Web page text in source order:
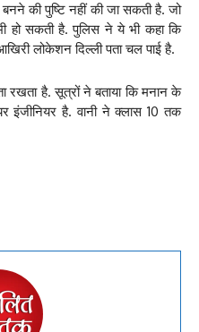
की पुष्टि नहीं की जा सकती है. जो
हो सकती है. पुलिस ने ये भी कहा कि
लोकेशन दिल्ली पता चल पाई है.
रखता है. सूत्रों ने बताया कि मनान के
इंजीनियर है. वानी ने क्लास 10 तक